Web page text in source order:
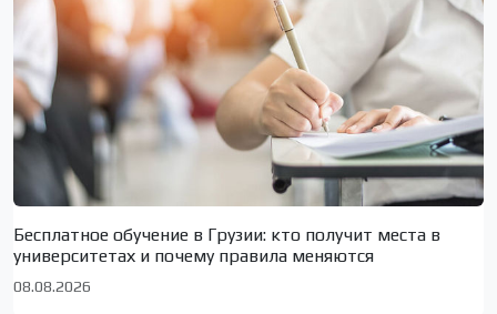
Бесплатное обучение в Грузии: кто получит места в
университетах и почему правила меняются
08.08.2026